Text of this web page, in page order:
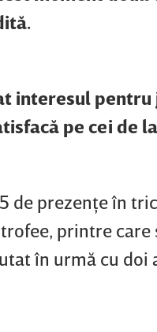
interesul pentru
pe cei de
de prezenţe în
printre
în urmă cu doi